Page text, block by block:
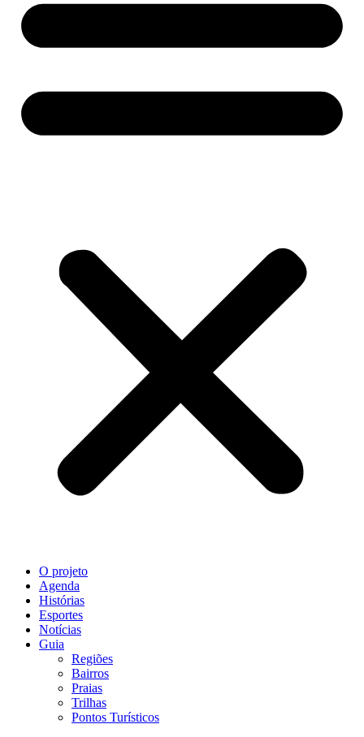
O projeto
Agenda
Histórias
Esportes
Notícias
Guia
Regiões
Bairros
Praias
Trilhas
Pontos Turísticos